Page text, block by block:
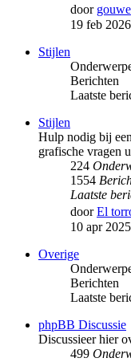
door
19 feb
Stijlen
Berichten
Laatste
Stijlen
Hulp nodig bij
grafische vragen
224
1554
Laatste
doorEl
10 apr
Overige
Berichten
Laatste
phpBB Discussie
Discussieer hier
499